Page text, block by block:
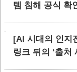
템 침해 공식 확
[AI 시대의 인지
링크 뒤의 ‘출처